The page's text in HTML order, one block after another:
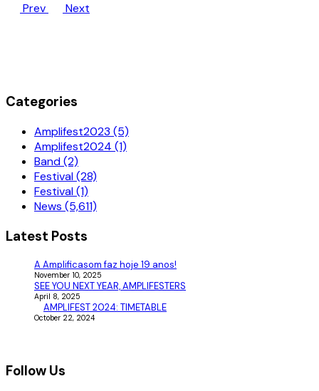
Prev Next
Categories
Amplifest2023 (5)
Amplifest2024 (1)
Band (2)
Festival (28)
Festival (1)
News (5,611)
Latest Posts
A Amplificasom faz hoje 19 anos!
November 10, 2025
SEE YOU NEXT YEAR, AMPLIFESTERS
April 8, 2025
AMPLIFEST 2024: TIMETABLE
October 22, 2024
Follow Us